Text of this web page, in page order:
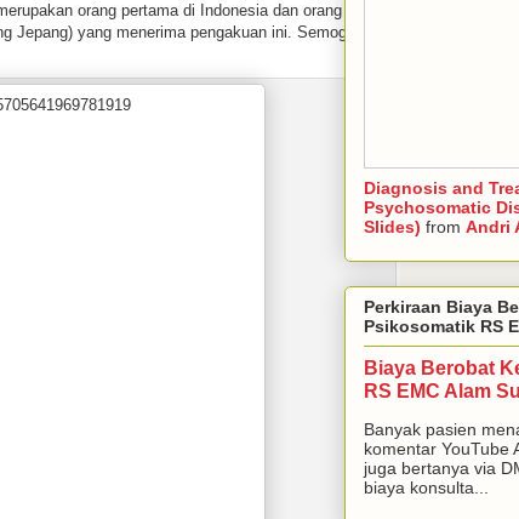
orang pertama di Indonesia dan orang ke
Jepang) yang menerima pengakuan ini. Semoga bisa
Diagnosis and
Psychosomatic
Slides) from Andri
Perkiraan Biaya
Psikosomatik RS
Biaya Berobat
RS EMC Alam
Banyak pasien
komentar YouTube
juga bertanya via
biaya konsulta...